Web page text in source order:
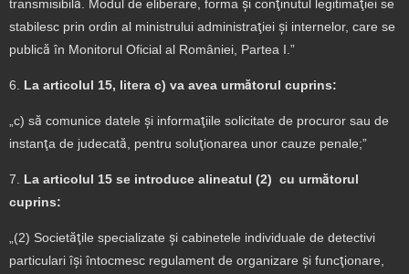
transmisibilă. Modul de eliberare, forma şi conţinutul legitimaţiei se
stabilesc prin ordin al ministrului administraţiei şi internelor, care se
publică în Monitorul Oficial al României, Partea I.”
6. La articolul 15, litera c) va avea următorul cuprins:
„c) să comunice datele şi informaţiile solicitate de procuror sau de
instanţa de judecată, pentru soluţionarea unor cauze penale;”
7. La articolul 15 se introduce alineatul (2) cu următorul
cuprins:
„(2) Societăţile specializate şi cabinetele individuale de detectivi
particulari îşi întocmesc regulament de organizare şi funcţionare,